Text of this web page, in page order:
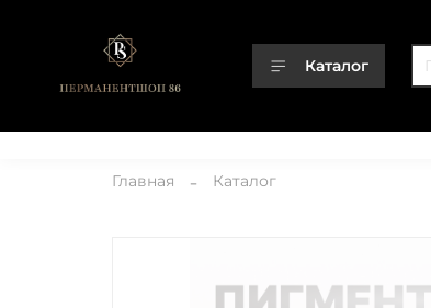
Каталог
Главная Каталог